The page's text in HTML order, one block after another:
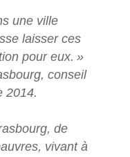
une ville
laisser ces
pour eux. »
conseil
2014.
de
vivant à